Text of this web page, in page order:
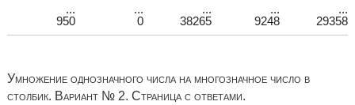
...
... ... ...
...
950
0 38265 9248 29358
Умножение однозначного числа на многозначное число в
столбик. Вариант № 2. Страница с ответами.